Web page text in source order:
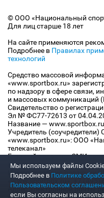
© ООО «Национальный
Для лиц старше 18 лет
На сайте применяются
Подробнее в Правилах
технологий
Средство массовой
«www.sportbox.ru»
по надзору в сфере связи,
и массовых коммуникаций
Свидетельство о
Эл № ФС77-72613 от
Название — www.sportbox.ru
Учредитель (соучредители)
«www.sportbox.ru»: ООО
телеканал»
Главный редактор СМИ
Конов В.А.
Номер телефона редакции
«www.sportbox.ru»: +7 (495)
Адрес электронной почты
Мы используем файлы Сookie
Подробнее в Политике
Пользовательском
если Вы согласны на